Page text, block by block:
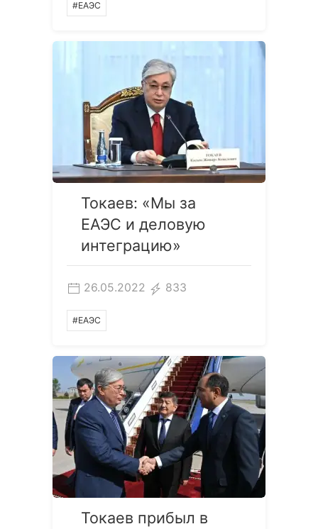
#ЕАЭС
Токаев: «Мы за
ЕАЭС и деловую
интеграцию»
26.05.2022 833
#ЕАЭС
Токаев прибыл в